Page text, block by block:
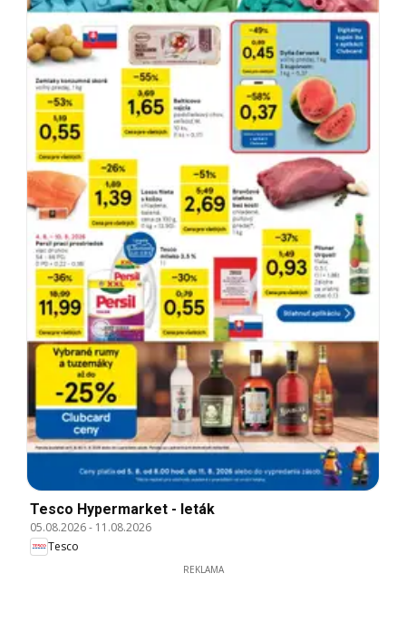
Tesco Hypermarket - leták
05.08.2026- 11.08.2026
Tesco
REKLAMA